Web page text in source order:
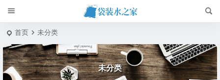
首页 未分类
未分类